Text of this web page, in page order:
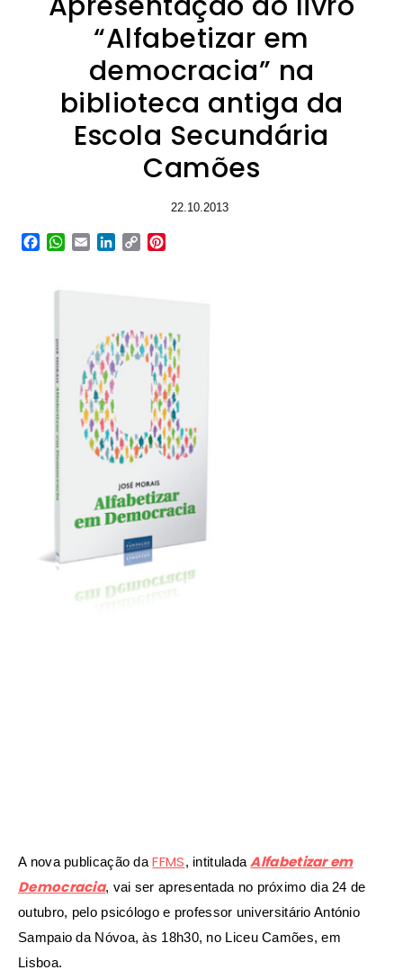
“Alfabetizar em
democracia” na
biblioteca antiga da
Escola Secundária
Camões
22.10.2013
Facebook
WhatsApp
EmailLinkedIn
Copy
A nova publicação daFFMS, intitulada Alfabetizar em
Democracia, vai ser apresentada no próximo dia 24 de
outubro, pelo psicólogo e professor universitário António
Sampaio da Nóvoa, às 18h30, no Liceu Camões, em
Lisboa.